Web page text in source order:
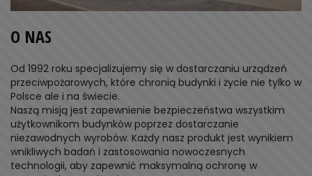
O NAS
Od 1992 roku specjalizujemy się w dostarczaniu urządzeń
przeciwpożarowych, które chronią budynki i życie nie tylko w
Polsce ale i na świecie.
Naszą misją jest zapewnienie bezpieczeństwa wszystkim
użytkownikom budynków poprzez dostarczanie
niezawodnych wyrobów. Każdy nasz produkt jest wynikiem
wnikliwych badań i zastosowania nowoczesnych
technologii, aby zapewnić maksymalną ochronę w